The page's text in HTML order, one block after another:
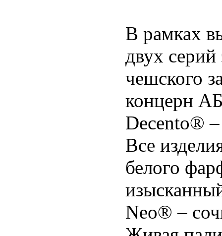
В рамках
двух серий
чешского
концерн
Decento® –
Все
белого
Neo® –